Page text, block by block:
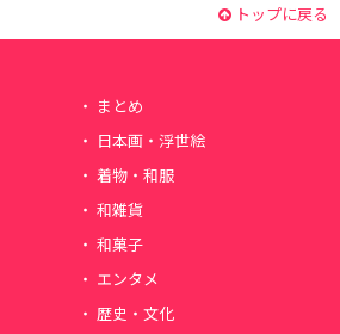
トップに戻る
まとめ
日本画・浮世絵
着物・和服
和雑貨
和菓子
エンタメ
歴史・文化